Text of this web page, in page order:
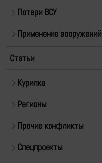
Потери ВСУ
Применение вооружений
Статьи
Курилка
Регионы
Прочие конфликты
Спецпроекты